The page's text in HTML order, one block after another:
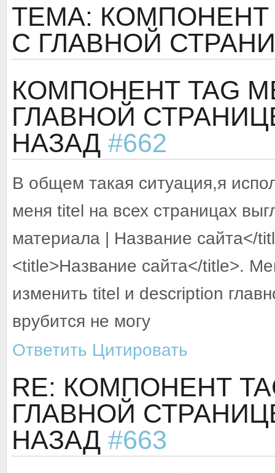
ТЕМА: КОМПОНЕНТ
С ГЛАВНОЙ
КОМПОНЕНТ TAG
ГЛАВНОЙ
НАЗАД #662
В общем такая ситуация,я
меня titel на всех страницах
материала | Название сайта</
<title>Название сайта</title>.
изменить titel и description
врубится не могу
Ответить Цитировать
RE: КОМПОНЕНТ
ГЛАВНОЙ
НАЗАД #663